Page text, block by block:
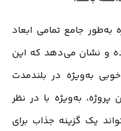
جامع تمامی ابعاد
و نشان می‌دهد که این
به‌ویژه در بلندمدت
به‌ویژه با در نظر
یک گزینه جذاب برای